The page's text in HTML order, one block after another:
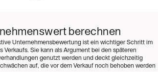
berechnen
Unternehmensbewertung ist ein wichtiger Schritt im
Verkaufs. Sie kann als Argument bei den späteren
genutzt werden und deckt gleichzeitig
auf, die vor dem Verkauf noch behoben werden